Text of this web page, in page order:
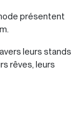
présentent
leurs stands
rêves, leurs